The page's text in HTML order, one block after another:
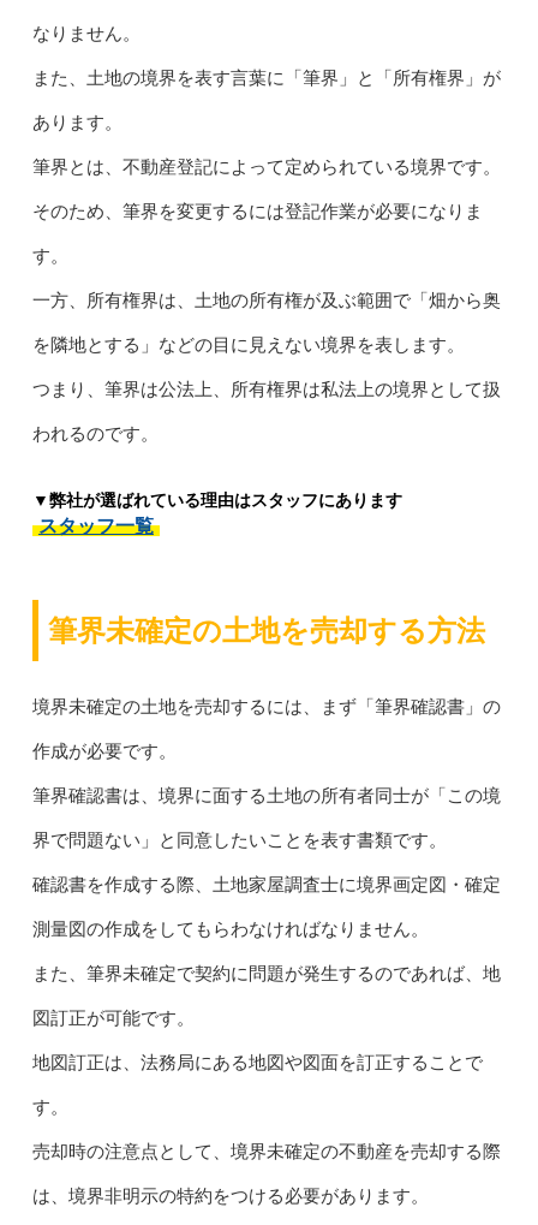
なりません。
また、土地の境界を表す言葉に「筆界」と「所有権界」が
あります。
筆界とは、不動産登記によって定められている境界です。
そのため、筆界を変更するには登記作業が必要になりま
す。
一方、所有権界は、土地の所有権が及ぶ範囲で「畑から奥
を隣地とする」などの目に見えない境界を表します。
つまり、筆界は公法上、所有権界は私法上の境界として扱
われるのです。
▼弊社が選ばれている理由はスタッフにあります
スタッフ一覧
筆界未確定の土地を売却する方法
境界未確定の土地を売却するには、まず「筆界確認書」の
作成が必要です。
筆界確認書は、境界に面する土地の所有者同士が「この境
界で問題ない」と同意したいことを表す書類です。
確認書を作成する際、土地家屋調査士に境界画定図・確定
測量図の作成をしてもらわなければなりません。
また、筆界未確定で契約に問題が発生するのであれば、地
図訂正が可能です。
地図訂正は、法務局にある地図や図面を訂正することで
す。
売却時の注意点として、境界未確定の不動産を売却する際
は、境界非明示の特約をつける必要があります。